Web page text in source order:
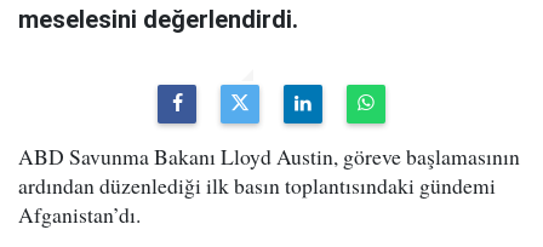
meselesini değerlendirdi.
ABD Savunma Bakanı Lloyd Austin, göreve başlamasının
ardından düzenlediği ilk basın toplantısındaki gündemi
Afganistan’dı.